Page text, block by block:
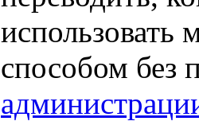
способом без